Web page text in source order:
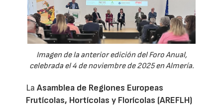
Imagen de la anterior edición del Foro Anual,
celebrada el 4 de noviembre de 2025 en Almería.
LaAsamblea de Regiones Europeas
Frutícolas, Hortícolas y Florícolas (AREFLH)